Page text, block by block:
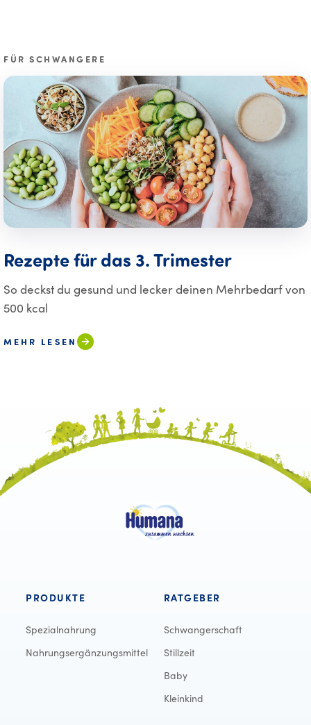
FÜR SCHWANGERE
Rezepte für das 3. Trimester
So deckst du gesund und lecker deinen Mehrbedarf von
500 kcal
MEHR LESEN
PRODUKTE
Spezialnahrung
Nahrungsergänzungsmittel
RATGEBER
Schwangerschaft
Stillzeit
Baby
Kleinkind